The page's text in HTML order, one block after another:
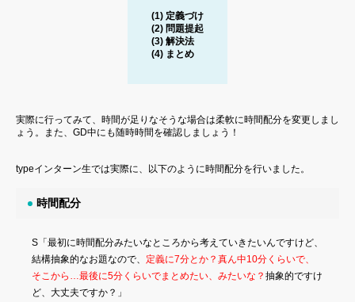
(1) 定義づけ
(2) 問題提起
(3) 解決法
(4) まとめ
実際に行ってみて、時間が足りなそうな場合は柔軟に時間配分を変更しまし
ょう。また、GD中にも随時時間を確認しましょう！
typeインターン生では実際に、以下のように時間配分を行いました。
時間配分
S「最初に時間配分みたいなところから考えていきたいんですけど、
結構抽象的なお題なので、 定義に7分とか？真ん中10分くらいで、
そこから…最後に5分くらいでまとめたい、みたいな？ 抽象的ですけ
ど、大丈夫ですか？」